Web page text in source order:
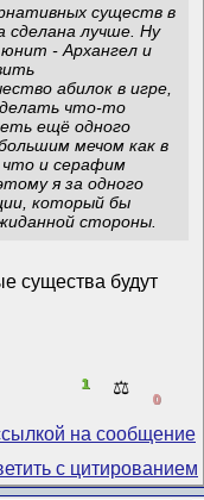
существ в
сделана лучше. Ну
- Архангел и
абилок в игре,
что-то
ещё одного
мечом как в
и серафим
я за одного
который бы
стороны.
существа будут
1 ⚖️
0